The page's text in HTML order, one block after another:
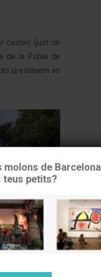
castell (just on
de la Pobla de
ja estàvem en
la mejor experiencia al
asumiremos que estás de
AJUSTES
molons de Barcelona
teus petits?